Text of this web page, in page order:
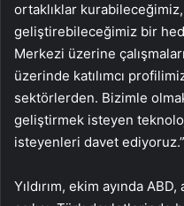
ortaklıklar kurabileceğimiz,
geliştirebileceğimiz bir
Merkezi üzerine
üzerinde katılımcı
sektörlerden. Bizimle
geliştirmek isteyen
isteyenleri davet ediyoruz.”
Yıldırım, ekim ayında